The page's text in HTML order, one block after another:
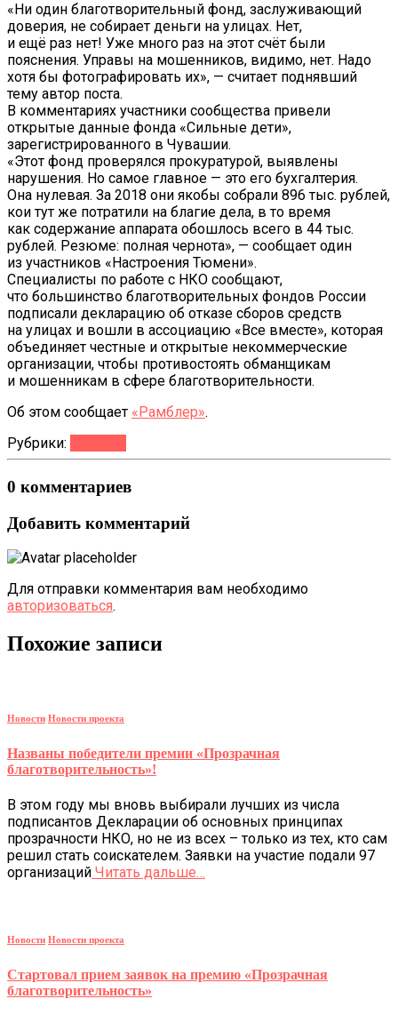
«Ни один благотворительный фонд, заслуживающий
доверия, не собирает деньги на улицах. Нет,
и ещё раз нет! Уже много раз на этот счёт были
пояснения. Управы на мошенников, видимо, нет. Надо
хотя бы фотографировать их», — считает поднявший
тему автор поста.
В комментариях участники сообщества привели
открытые данные фонда «Сильные дети»,
зарегистрированного в Чувашии.
«Этот фонд проверялся прокуратурой, выявлены
нарушения. Но самое главное — это его бухгалтерия.
Она нулевая. За 2018 они якобы собрали 896 тыс. рублей,
кои тут же потратили на благие дела, в то время
как содержание аппарата обошлось всего в 44 тыс.
рублей. Резюме: полная чернота», — сообщает один
из участников «Настроения Тюмени».
Специалисты по работе с НКО сообщают,
что большинство благотворительных фондов России
подписали декларацию об отказе сборов средств
на улицах и вошли в ассоциацию «Все вместе», которая
объединяет честные и открытые некоммерческие
организации, чтобы противостоять обманщикам
и мошенникам в сфере благотворительности.
Об этом сообщает «Рамблер».
Рубрики:
0 комментариев
Добавить комментарий
Для отправки комментария вам необходимо
авторизоваться.
Похожие записи
Новости Новости проекта
Названы победители премии «Прозрачная
благотворительность»!
В этом году мы вновь выбирали лучших из числа
подписантов Декларации об основных принципах
прозрачности НКО, но не из всех – только из тех, кто сам
решил стать соискателем. Заявки на участие подали 97
организаций Читать дальше…
Новости Новости проекта
Стартовал прием заявок на премию «Прозрачная
благотворительность»